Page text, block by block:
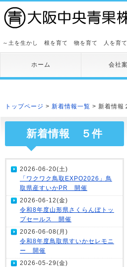
～土を生かし 根を育て 物を育て 人を育て
ホーム 会社
トップページ > 新着情報一覧 > 新着情報
新着情報 ５件
2026-06-20(土)
「ワクワク鳥取EXPO2026」鳥
取県産すいかPR 開催
2026-06-12(金)
令和8年度山形県さくらんぼトッ
プセールス 開催
2026-06-08(月)
令和8年度鳥取県すいかセレモニ
ー 開催
2026-05-29(金)